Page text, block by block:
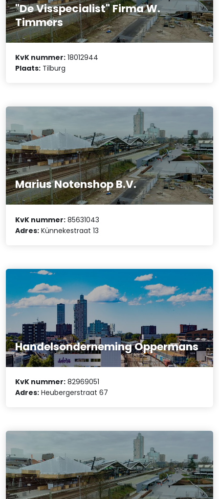
"De Visspecialist" Firma W.
Timmers
KvK nummer: 18012944
Plaats: Tilburg
Marius Notenshop B.V.
KvK nummer: 85631043
Adres: Künnekestraat 13
Handelsonderneming Oppermans
KvK nummer: 82969051
Adres: Heubergerstraat 67